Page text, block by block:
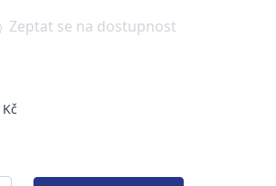
Zeptat se na dostupnost